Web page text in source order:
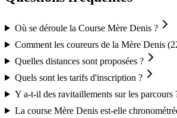
Où se déroule la Course Mère Denis ?
Comment les coureurs de la Mère Denis
Quelles distances sont proposées ?
Quels sont les tarifs d'inscription ?
Y a-t-il des ravitaillements sur les parcours
La course Mère Denis est-elle